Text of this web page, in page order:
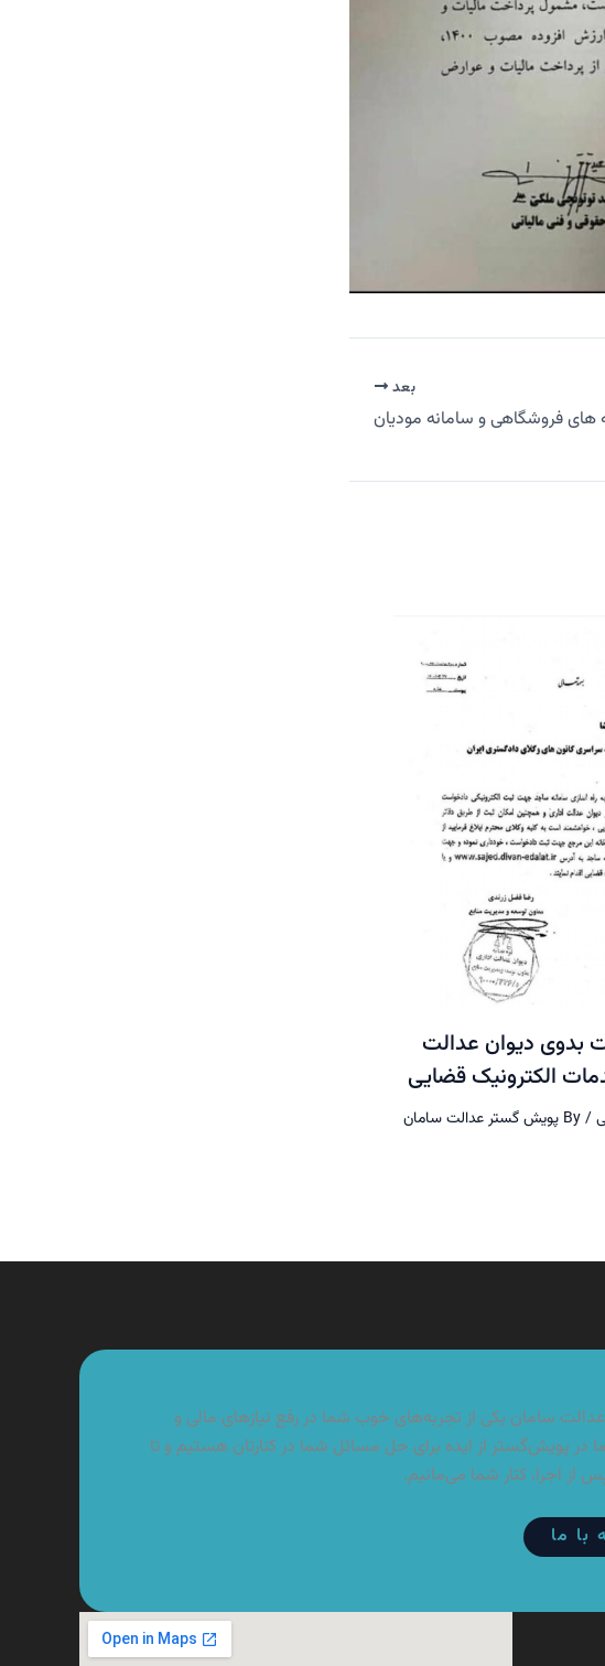
بعد
های فروشگاهی و سامانه مودیان
بدوی دیوان عدالت
الکترونیک قضایی
/ By پویش گستر عدالت سامان
سامان یکی از تجربه‌های خوب شما در رفع نیازهای مالی و
در پویش‌گستر از ایده برای حل مسائل شما در کنارتان هستیم و تا
از اجرا، کنار شما می‌مانیم.
با ما